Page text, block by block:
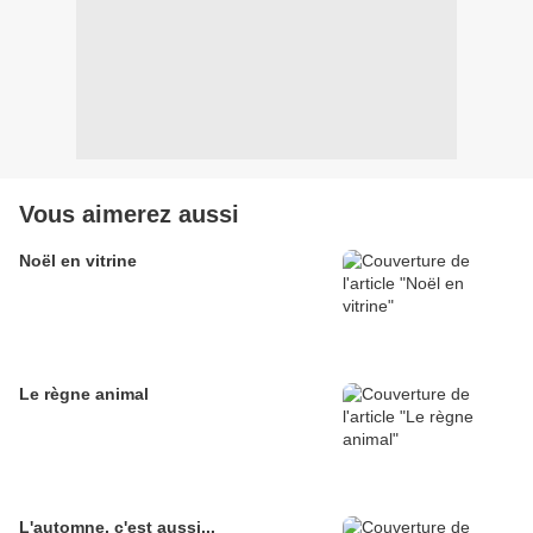
Vous aimerez aussi
Noël en vitrine
Le règne animal
L'automne, c'est aussi...